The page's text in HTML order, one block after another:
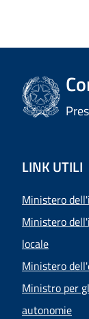
LINK UTILI
Ministero
Ministero
locale
Ministero
Ministro per
autonomie